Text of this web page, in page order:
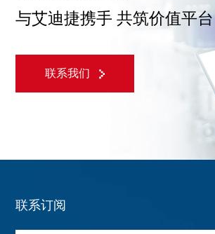
与艾迪捷携手 共筑价值平台
联系我们
联系订阅